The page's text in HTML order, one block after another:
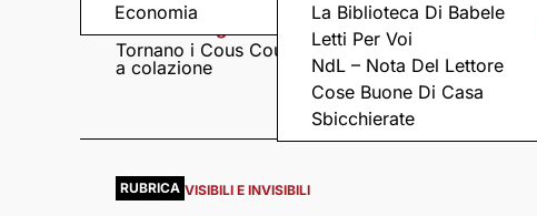
Economia
La Biblioteca Di Babele
Letti Per Voi
NdL – Nota Del Lettore
Cose Buone Di Casa
Sbicchierate
Tornano i Cous Cous
a colazione
Giovedì 6 Agosto
Visita serale nella
Pieve romanica di
San Pietro in Sylvis
RUBRICA VISIBILI E INVISIBILI